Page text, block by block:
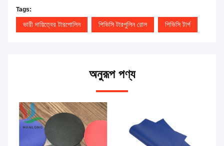
Tags:
ভারী দায়িত্বের টারপোলিন পিভিসি টারপুলিন রোল পিভিসি টার্প
অনুরূপ পণ্য